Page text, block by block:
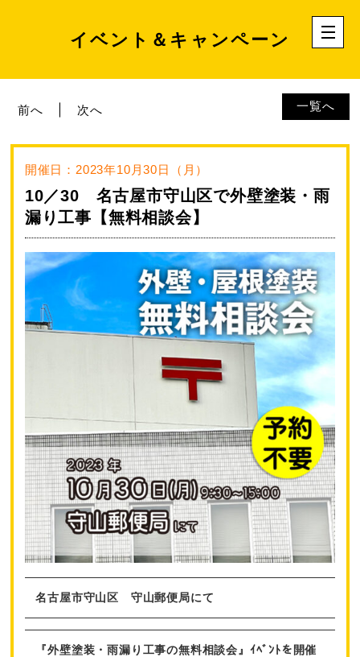
イベント＆キャンペーン
一覧へ
前へ 次へ
開催日：2023年10月30日（月）
10／30 名古屋市守山区で外壁塗装・雨
漏り工事【無料相談会】
名古屋市守山区 守山郵便局にて
『外壁塗装・雨漏り工事の無料相談会』ｲﾍﾞﾝﾄを開催